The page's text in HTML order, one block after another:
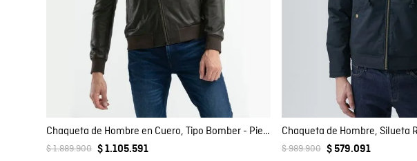
Compra rápida
AGREGAR AL CARRITO
XXL
Chaqueta de Hombre en Cuero, Tipo Bomber - Piel Vacuno
$1.889.900 $1.105.591
Compra rápida
AGREGAR AL CARRITO
$989.900 $ 579.091